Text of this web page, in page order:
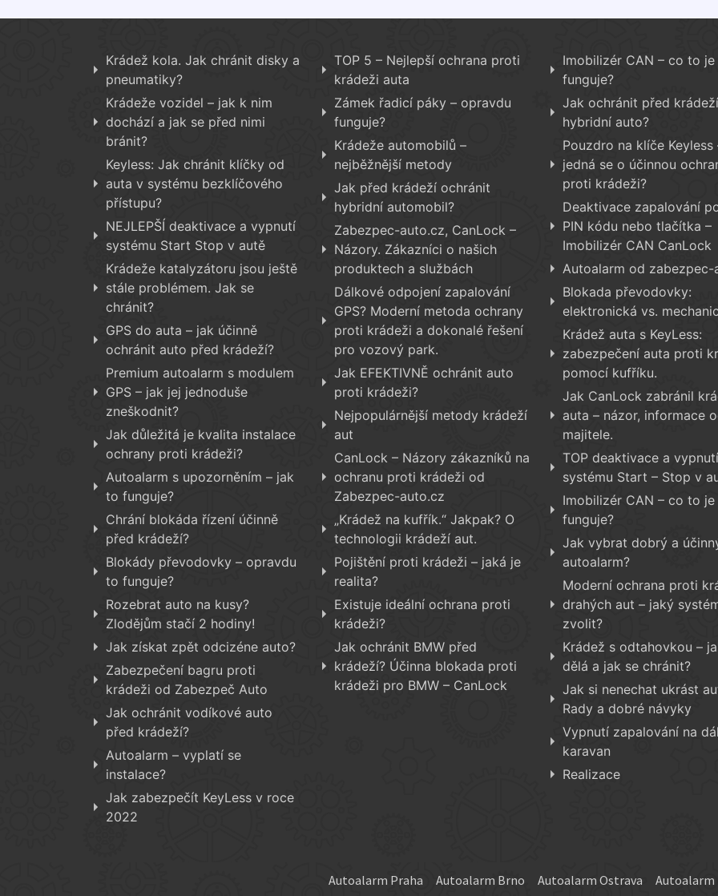
Krádež kola. Jak chránit disky a
pneumatiky?
Krádeže vozidel – jak k nim
dochází a jak se před nimi
bránit?
Keyless: Jak chránit klíčky od
auta v systému bezklíčového
přístupu?
NEJLEPŠÍ deaktivace a vypnutí
systému Start Stop v autě
Krádeže katalyzátoru jsou ještě
stále problémem. Jak se
chránit?
GPS do auta – jak účinně
ochránit auto před krádeží?
Premium autoalarm s modulem
GPS – jak jej jednoduše
zneškodnit?
Jak důležitá je kvalita instalace
ochrany proti krádeži?
Autoalarm s upozorněním – jak
to funguje?
Chrání blokáda řízení účinně
před krádeží?
Blokády převodovky – opravdu
to funguje?
Rozebrat auto na kusy?
Zlodějům stačí 2 hodiny!
Jak získat zpět odcizéne auto?
Zabezpečení bagru proti
krádeži od Zabezpeč Auto
Jak ochránit vodíkové auto
před krádeží?
Autoalarm – vyplatí se
instalace?
Jak zabezpečít KeyLess v roce
2022
TOP 5 – Nejlepší ochrana proti
krádeži auta
Zámek řadicí páky – opravdu
funguje?
Krádeže automobilů –
nejběžnější metody
Jak před krádeží ochránit
hybridní automobil?
Zabezpec-auto.cz, CanLock –
Názory. Zákazníci o našich
produktech a službách
Dálkové odpojení zapalování
GPS? Moderní metoda ochrany
proti krádeži a dokonalé řešení
pro vozový park.
Jak EFEKTIVNĚ ochránit auto
proti krádeži?
Nejpopulárnější metody krádeží
aut
CanLock – Názory zákazníků na
ochranu proti krádeži od
Zabezpec-auto.cz
„Krádež na kufřík.“ Jakpak? O
technologii krádeží aut.
Pojištění proti krádeži – jaká je
realita?
Existuje ideální ochrana proti
krádeži?
Jak ochránit BMW před
krádeží? Účinna blokada proti
krádeži pro BMW – CanLock
Imobilizér CAN – co to je
funguje?
Jak ochránit před krádeží
hybridní auto?
Pouzdro na klíče Keyless
jedná se o účinnou
proti krádeži?
Deaktivace zapalování
PIN kódu nebo tlačítka –
Imobilizér CAN CanLock
Autoalarm od zabezpec-
Blokada převodovky:
elektronická vs.
Krádež auta s KeyLess:
zabezpečení auta proti
pomocí kufříku.
Jak CanLock zabránil
auta – názor, informace
majitele.
TOP deaktivace a vypnutí
systému Start – Stop v
Imobilizér CAN – co to je
funguje?
Jak vybrat dobrý a
autoalarm?
Moderní ochrana proti
drahých aut – jaký
zvolit?
Krádež s odtahovkou –
dělá a jak se chránit?
Jak si nenechat ukrást
Rady a dobré návyky
Vypnutí zapalování na
karavan
Realizace
Autoalarm Praha Autoalarm Brno Autoalarm Ostrava Autoalarm